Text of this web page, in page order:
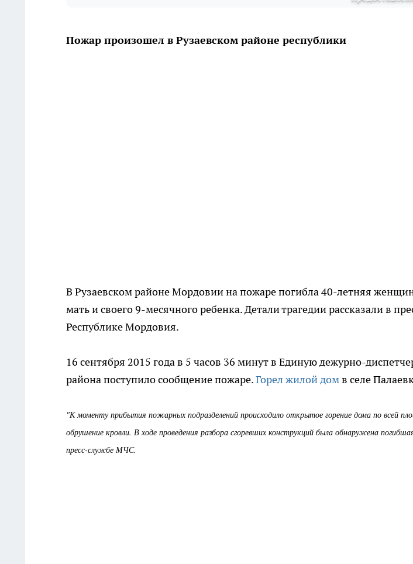
Пожар произошел в Рузаевском районе республики
В Рузаевском районе Мордовии на пожаре погибла 40-летняя
мать и своего 9-месячного ребенка. Детали трагедии рассказали в
Республике Мордовия.
16 сентября 2015 года в 5 часов 36 минут в Единую дежурно-
района поступило сообщение пожаре.Горел жилой домв селе
"К моменту прибытия пожарных подразделений происходило открытое горение дома по всей
обрушение кровли. В ходе проведения разбора сгоревших конструкций была обнаружена
пресс-службе МЧС.